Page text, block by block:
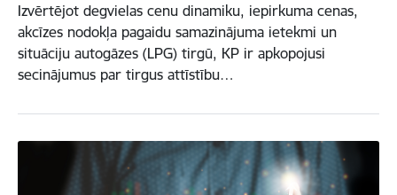
Izvērtējot degvielas cenu dinamiku, iepirkuma cenas,
akcīzes nodokļa pagaidu samazinājuma ietekmi un
situāciju autogāzes (LPG) tirgū, KP ir apkopojusi
secinājumus par tirgus attīstību…